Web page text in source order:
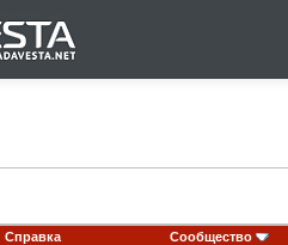
Справка Сообщество